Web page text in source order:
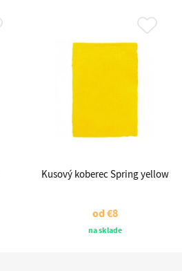
Kusový koberec Spring yellow
od€8
na sklade